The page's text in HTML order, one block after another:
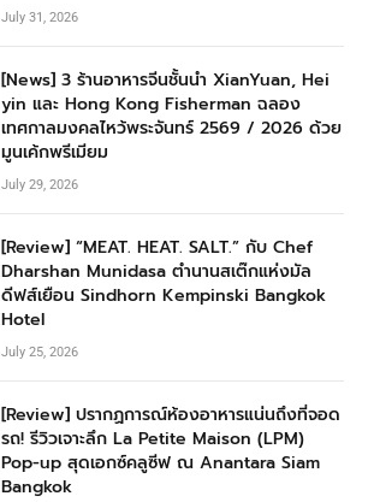
July 31, 2026
[News] 3 ร้านอาหารจีนชั้นนำ XianYuan, Hei
yin และ Hong Kong Fisherman ฉลอง
เทศกาลมงคลไหว้พระจันทร์ 2569 / 2026 ด้วย
มูนเค้กพรีเมียม
July 29, 2026
[Review] “MEAT. HEAT. SALT.” กับ Chef
Dharshan Munidasa ตำนานสเต๊กแห่งมัล
ดีฟส์เยือน Sindhorn Kempinski Bangkok
Hotel
July 25, 2026
[Review] ปรากฏการณ์ห้องอาหารแน่นถึงที่จอด
รถ! รีวิวเจาะลึก La Petite Maison (LPM)
Pop-up สุดเอกซ์คลูซีฟ ณ Anantara Siam
Bangkok